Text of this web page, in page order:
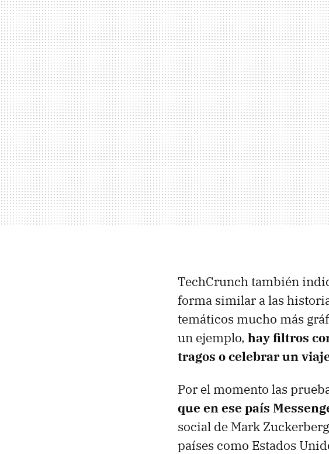
TechCrunch también
forma similar a las
temáticos mucho más
un ejemplo, hay filtros
tragos o celebrar un
Por el momento las
que en ese país
social de Mark
países como Estados